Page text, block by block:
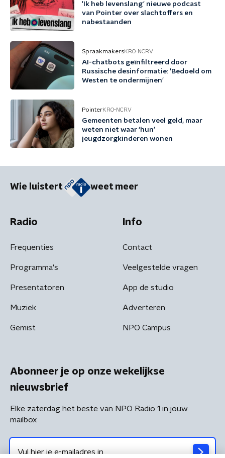
'Ik heb levenslang' nieuwe podcast
van Pointer over slachtoffers en
nabestaanden
SpraakmakersKRO-NCRV
AI-chatbots geïnfiltreerd door
Russische desinformatie: 'Bedoeld om
Westen te ondermijnen'
PointerKRO-NCRV
Gemeenten betalen veel geld, maar
weten niet waar ‘hun’
jeugdzorgkinderen wonen
Wie luistert weet meer
Radio
Frequenties
Programma's
Presentatoren
Muziek
Gemist
Info
Contact
Veelgestelde vragen
App de studio
Adverteren
NPO Campus
Abonneer je op onze wekelijkse
nieuwsbrief
Elke zaterdag het beste van NPO Radio 1 in jouw
mailbox